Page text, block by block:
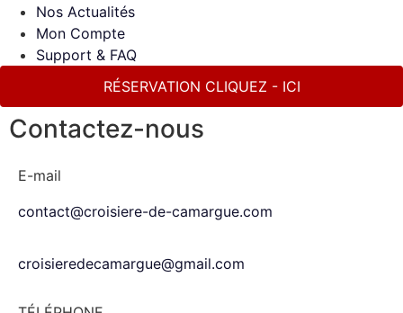
Nos Actualités
Mon Compte
Support & FAQ
RÉSERVATION CLIQUEZ - ICI
Contactez-nous
E-mail
contact@croisiere-de-camargue.com
croisieredecamargue@gmail.com